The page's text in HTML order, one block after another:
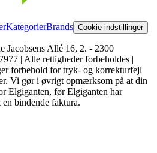
KategorierBrands Cookie indstillinger
Jacobsens Allé 16, 2. - 2300
| Alle rettigheder forbeholdes |
forbehold for tryk- og korrekturfejl
Vi gør i øvrigt opmærksom på at din
Elgiganten, før Elgiganten har
bindende faktura.